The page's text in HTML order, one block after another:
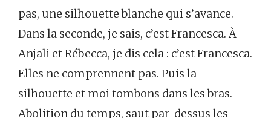
pas, une silhouette blanche qui s’avance.
Dans la seconde, je sais, c’est Francesca. À
Anjali et Rébecca, je dis cela : c’est Francesca.
Elles ne comprennent pas. Puis la
silhouette et moi tombons dans les bras.
Abolition du temps, saut par-dessus les